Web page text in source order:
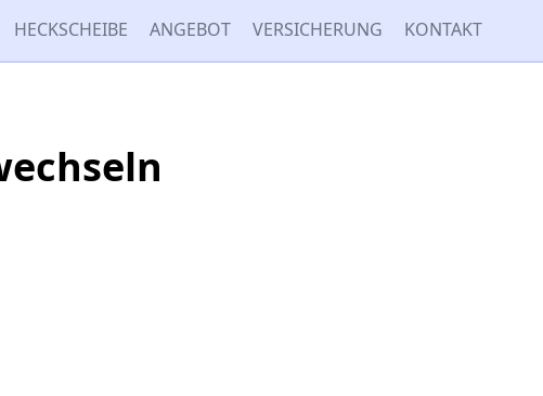
HECKSCHEIBE ANGEBOT VERSICHERUNG KONTAKT